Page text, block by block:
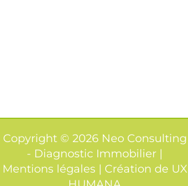
Copyright © 2026 Neo Consulting
- Diagnostic Immobilier |
Mentions légales | Création de UX